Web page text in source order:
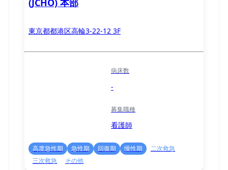
東京都都港区高輪3-22-12 3F
病床数
-
募集職種
看護師
高度急性期 急性期 回復期 慢性期
二次救急
三次救急
その他